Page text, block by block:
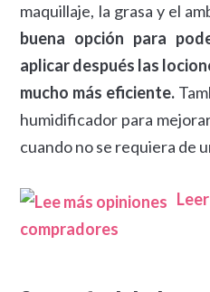
maquillaje, la grasa y el
buena opción para
aplicar después las
mucho más eficiente.
humidificador para
cuando no se requiera de
compradores